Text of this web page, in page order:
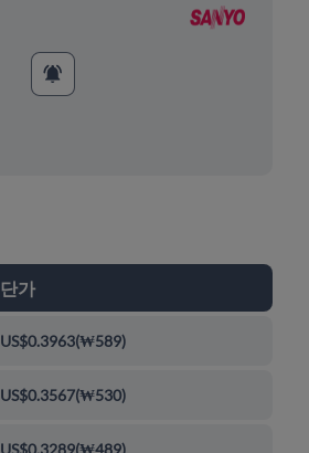
단가
US$0.3963(₩589)
US$0.3567(₩530)